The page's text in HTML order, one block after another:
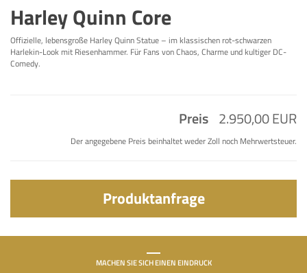
Harley Quinn Core
Offizielle, lebensgroße Harley Quinn Statue – im klassischen rot-schwarzen
Harlekin-Look mit Riesenhammer. Für Fans von Chaos, Charme und kultiger DC-
Comedy.
Preis 2.950,00 EUR
Der angegebene Preis beinhaltet weder Zoll noch Mehrwertsteuer.
Produktanfrage
MACHEN SIE SICH EINEN EINDRUCK